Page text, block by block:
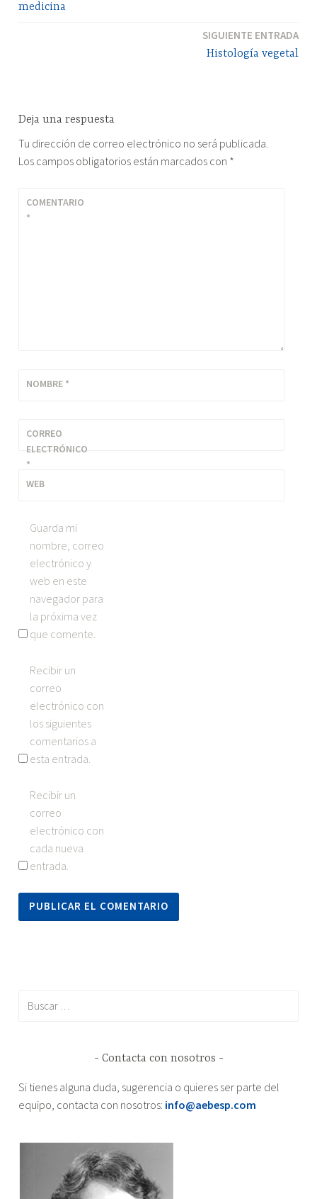
medicina
SIGUIENTE ENTRADA
Histología vegetal
Deja una respuesta
Tu dirección de correo electrónico no será publicada.
Los campos obligatorios están marcados con *
COMENTARIO
*
NOMBRE *
CORREO
ELECTRÓNICO
*
WEB
Guarda mi
nombre, correo
electrónico y
web en este
navegador para
la próxima vez
que comente.
Recibir un
correo
electrónico con
los siguientes
comentarios a
esta entrada.
Recibir un
correo
electrónico con
cada nueva
entrada.
Contacta con nosotros
Si tienes alguna duda, sugerencia o quieres ser parte del
equipo, contacta con nosotros: info@aebesp.com